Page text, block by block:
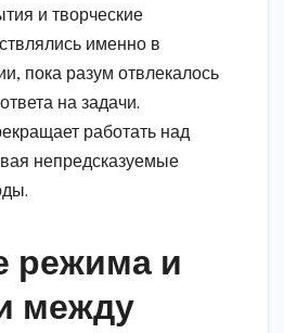
и творческие
именно в
пока разум отвлекалось
на задачи.
работать над
непредсказуемые
режима и
между